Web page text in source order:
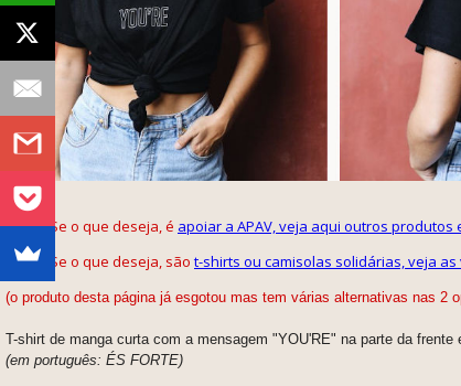
Se o que deseja, é apoiar a APAV, veja aqui outros
Se o que deseja, são t-shirts ou camisolas solidárias, veja
(o produto desta página já esgotou mas tem várias alternativas nas 2
T-shirt de manga curta com a mensagem "YOU'RE" na parte da frente
(em português: ÉS FORTE)